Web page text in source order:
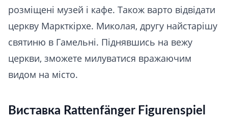
розміщені музей і кафе. Також варто відвідати
церкву Маркткірхе. Миколая, другу найстарішу
святиню в Гамельні. Піднявшись на вежу
церкви, зможете милуватися вражаючим
видом на місто.
Виставка Rattenfänger Figurenspiel